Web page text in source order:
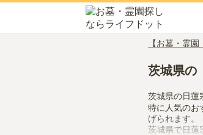
【お墓・霊
茨城県の
茨城県の日蓮
特に人気のお
げられます。
茨城県で日蓮